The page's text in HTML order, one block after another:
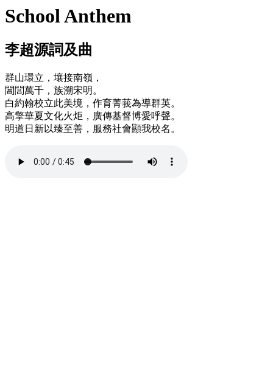
School Anthem
李超源詞及曲
群山環立，壤接南嶺，
閶閭萬千，族溯宋明。
白約翰校立此美境，作育菁莪為導群英。
高擎華夏文化火炬，廣傳基督博愛呼聲。
明道日新以臻至善，服務社會顯我校名。